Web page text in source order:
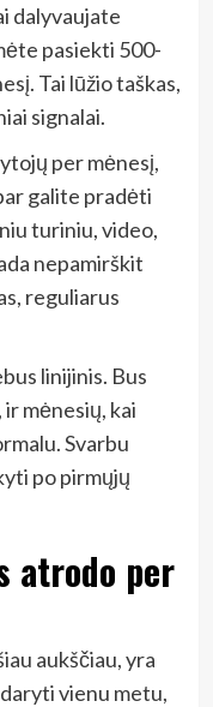
dalyvaujate
pasiekti 500-
Tai lūžio taškas,
signalai.
per mėnesį,
galite pradėti
turiniu, video,
nepamirškit
reguliarus
linijinis. Bus
ir mėnesių, kai
Svarbu
po pirmųjų
atrodo per
aukščiau, yra
vienu metu,